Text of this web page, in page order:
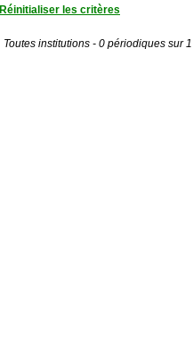
Réinitialiser les critères
Toutes institutions - 0 périodiques sur